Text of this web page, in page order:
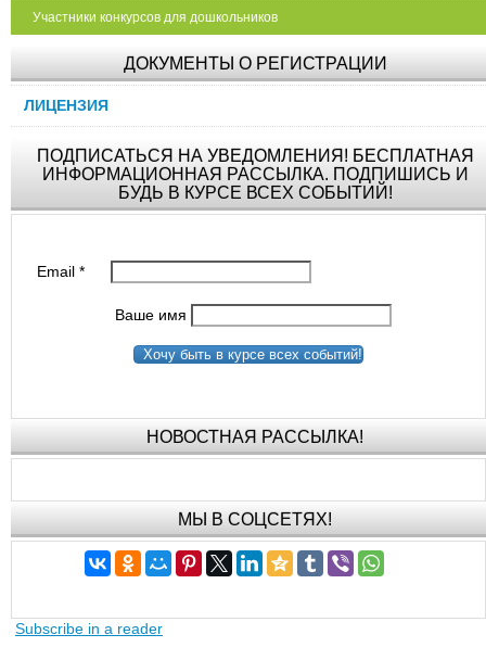
Участники конкурсов для дошкольников
ДОКУМЕНТЫ О РЕГИСТРАЦИИ
ЛИЦЕНЗИЯ
ПОДПИСАТЬСЯ НА УВЕДОМЛЕНИЯ! БЕСПЛАТНАЯ
ИНФОРМАЦИОННАЯ РАССЫЛКА. ПОДПИШИСЬ И
БУДЬ В КУРСЕ ВСЕХ СОБЫТИЙ!
Email*
Ваше имя
Хочу быть в курсе всех событий!
НОВОСТНАЯ РАССЫЛКА!
МЫ В СОЦСЕТЯХ!
Subscribe in a reader